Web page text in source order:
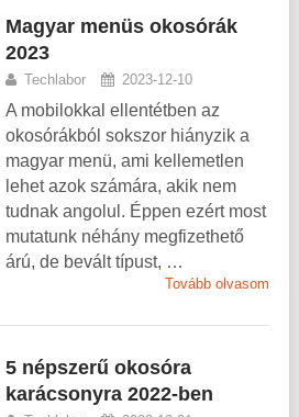
Magyar menüs okosórák
2023
Techlabor 2023-12-10
A mobilokkal ellentétben az
okosórákból sokszor hiányzik a
magyar menü, ami kellemetlen
lehet azok számára, akik nem
tudnak angolul. Éppen ezért most
mutatunk néhány megfizethető
árú, de bevált típust, …
Tovább olvasom
5 népszerű okosóra
karácsonyra 2022-ben